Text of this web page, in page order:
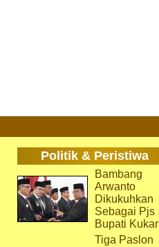
Politik & Peristiwa
Bambang
Arwanto
Dikukuhkan
Sebagai Pjs
Bupati Kukar
Tiga Paslon